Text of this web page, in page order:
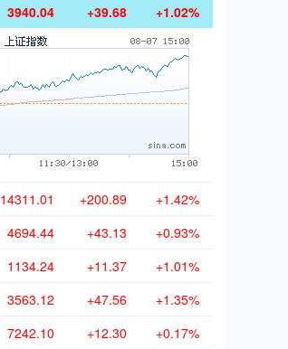
3940.04 +39.68 +1.02%
14311.01 +200.89 +1.42%
4694.44 +43.13 +0.93%
1134.24 +11.37 +1.01%
3563.12 +47.56 +1.35%
7242.10 +12.30 +0.17%